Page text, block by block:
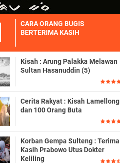
CARA ORANG BUGIS
BERTERIMA KASIH
Kisah : Arung Palakka Melawan
Sultan Hasanuddin (5)
Cerita Rakyat : Kisah Lamellong
dan 100 Orang Buta
Korban Gempa Sulteng : Terima
Kasih Prabowo Utus Dokter
Keliling